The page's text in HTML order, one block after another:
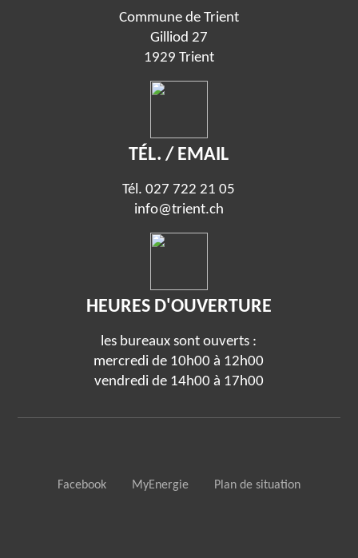
Commune de Trient
Gilliod 27
1929 Trient
TÉL. / EMAIL
Tél.027 722 21 05
info@trient.ch
HEURES D'OUVERTURE
les bureaux sont ouverts :
mercredi de 10h00 à 12h00
vendredi de 14h00 à 17h00
Facebook MyEnergie Plan de situation